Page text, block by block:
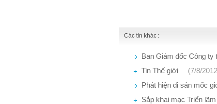
Các tin khác :
Ban Giám đốc Công
(8/8/2012)
Tin Thế giới
(7/8/
Phát hiện di sản mốc
(6/8/2012)
Sắp khai mạc Triển